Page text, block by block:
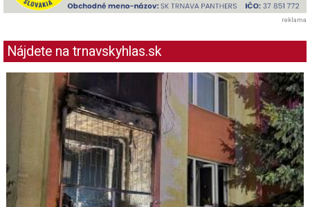
reklama
Nájdete na trnavskyhlas.sk